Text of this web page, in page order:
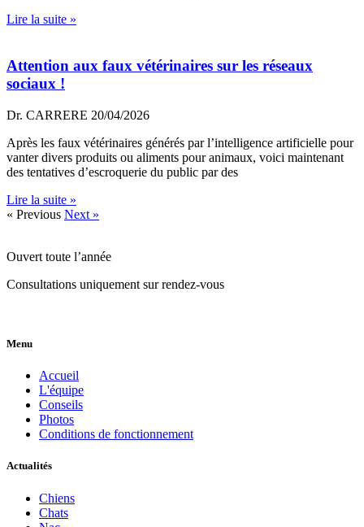
Lire la suite »
Attention aux faux vétérinaires sur les réseaux
sociaux !
Dr. CARRERE 20/04/2026
Après les faux vétérinaires générés par l’intelligence artificielle pour
vanter divers produits ou aliments pour animaux, voici maintenant
des tentatives d’escroquerie du public par des
Lire la suite »
« Previous Next »
Ouvert toute l’année
Consultations uniquement sur rendez-vous
Menu
Accueil
L'équipe
Conseils
Photos
Conditions de fonctionnement
Actualités
Chiens
Chats